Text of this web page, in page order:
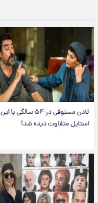
لادن مستوفی در ۵۴ سالگی با این
استایل متفاوت دیده شد!